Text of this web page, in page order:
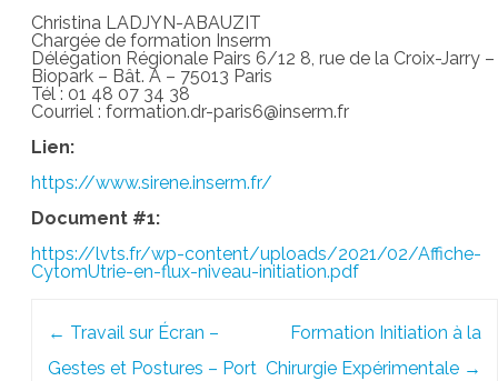
Christina LADJYN-ABAUZIT
Chargée de formation Inserm
Délégation Régionale Pairs 6/12 8, rue de la Croix-Jarry –
Biopark – Bât. A – 75013 Paris
Tél : 01 48 07 34 38
Courriel : formation.dr-paris6@inserm.fr
Lien:
https://www.sirene.inserm.fr/
Document #1:
https://lvts.fr/wp-content/uploads/2021/02/Affiche-
CytomUtrie-en-flux-niveau-initiation.pdf
← Travail sur Écran –
Gestes et Postures – Port
Formation Initiation à la
Chirurgie Expérimentale →